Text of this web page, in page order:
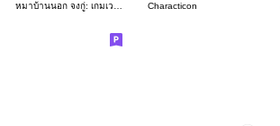
หมาบ้านนอก จงกู่: เกมเวอร์ชั่น Characticon